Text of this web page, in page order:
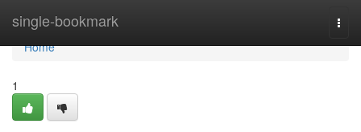
single-bookmark
Home
Home
1